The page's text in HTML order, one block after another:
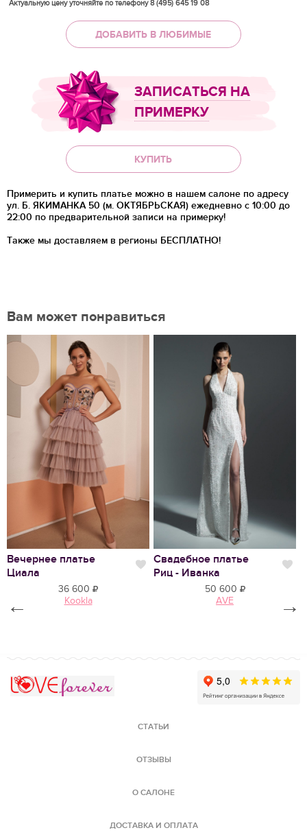
Актуальную цену уточняйте по телефону 8 (495) 645 19 08
ДОБАВИТЬ В ЛЮБИМЫЕ
ЗАПИСАТЬСЯ НА
ПРИМЕРКУ
КУПИТЬ
Примерить и купить платье можно в нашем салоне по адресу
ул. Б. ЯКИМАНКА 50 (м. ОКТЯБРЬСКАЯ) ежедневно с 10:00 до
22:00 по предварительной записи на примерку!
Также мы доставляем в регионы БЕСПЛАТНО!
Вам может понравиться
Нравится
Вечернее платье
Циала
Нравится
36 600
Kookla
Свадебное платье
Риц - Иванка
50 600
AVE
← →
СТАТЬИ
ОТЗЫВЫ
О САЛОНЕ
ДОСТАВКА И ОПЛАТА